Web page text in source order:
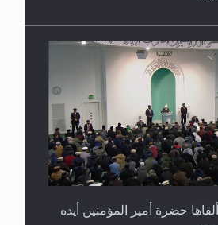
حضرة أمير المؤمنين أيده